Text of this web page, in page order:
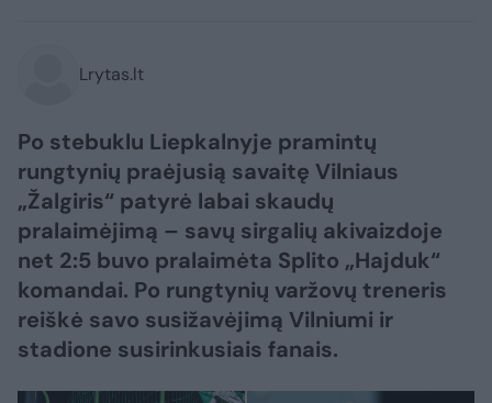
Lrytas.lt
Po stebuklu Liepkalnyje pramintų
rungtynių praėjusią savaitę Vilniaus
„Žalgiris“ patyrė labai skaudų
pralaimėjimą – savų sirgalių akivaizdoje
net 2:5 buvo pralaimėta Splito „Hajduk“
komandai. Po rungtynių varžovų treneris
reiškė savo susižavėjimą Vilniumi ir
stadione susirinkusiais fanais.